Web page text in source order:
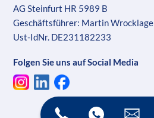
AG Steinfurt HR 5989 B
Geschäftsführer: Martin Wrocklage
Ust-IdNr. DE231182233
Folgen Sie uns auf Social Media